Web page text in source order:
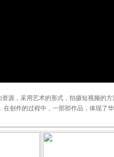
源，采用艺术的形式，拍摄短视频的
创作的过程中，一部部作品，体现了